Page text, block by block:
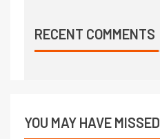
RECENT COMMENTS
YOU MAY HAVE MISSED